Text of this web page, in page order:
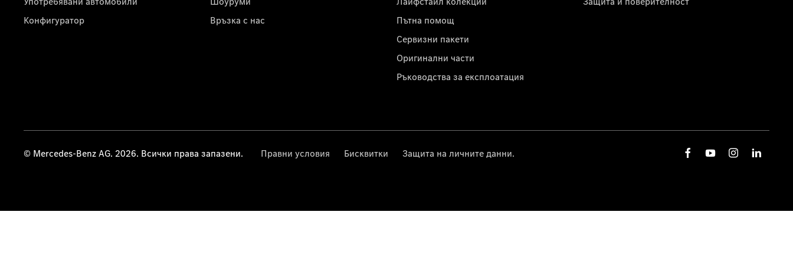
Конфигуратор
Връзка с нас
Пътна помощ
Сервизни пакети
Оригинални части
Ръководства за експлоатация
© Mercedes-Benz AG. 2026. Всички права запазени. Правни условия Бисквитки Защита на личните данни.